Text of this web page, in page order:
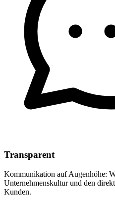
Transparent
Kommunikation auf Augenhöhe:
Unternehmenskultur und den
Kunden.